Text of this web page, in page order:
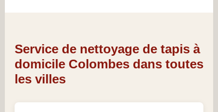
Service de nettoyage de tapis à
domicile Colombes dans toutes
les villes